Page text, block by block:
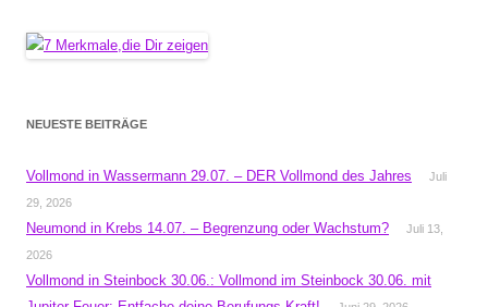
NEUESTE BEITRÄGE
Vollmond in Wassermann 29.07. – DER Vollmond des Jahres
Juli
29, 2026
Neumond in Krebs 14.07. – Begrenzung oder Wachstum?
Juli 13,
2026
Vollmond in Steinbock 30.06.: Vollmond im Steinbock 30.06. mit